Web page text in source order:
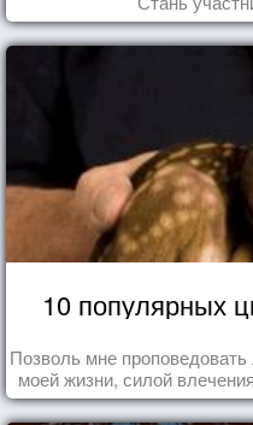
10 популярных
Позволь мне
моей жизни, силой